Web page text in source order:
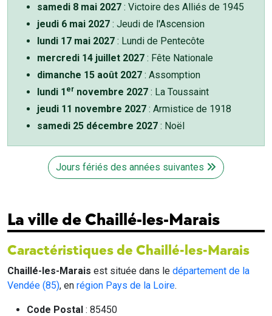
samedi 8 mai 2027 : Victoire des Alliés de 1945
jeudi 6 mai 2027 : Jeudi de l'Ascension
lundi 17 mai 2027 : Lundi de Pentecôte
mercredi 14 juillet 2027 : Fête Nationale
dimanche 15 août 2027 : Assomption
lundi 1 er novembre 2027 : La Toussaint
jeudi 11 novembre 2027 : Armistice de 1918
samedi 25 décembre 2027 : Noël
Jours fériés des années suivantes
La ville de Chaillé-les-Marais
Caractéristiques de Chaillé-les-Marais
Chaillé-les-Marais est située dans le département de la
Vendée (85), en région Pays de la Loire.
Code Postal : 85450